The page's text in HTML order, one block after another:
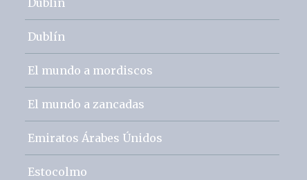
Dublín
El mundo a mordiscos
El mundo a zancadas
Emiratos Árabes Únidos
Estocolmo